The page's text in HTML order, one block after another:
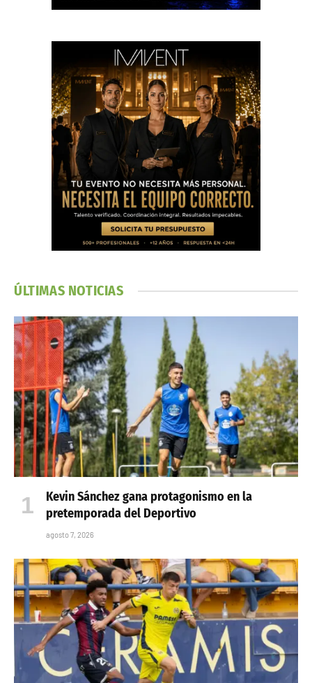
ÚLTIMAS NOTICIAS
Kevin Sánchez gana protagonismo en la
pretemporada del Deportivo
agosto 7, 2026